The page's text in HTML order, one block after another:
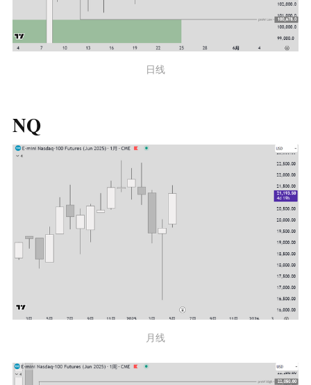
日线
NQ
月线